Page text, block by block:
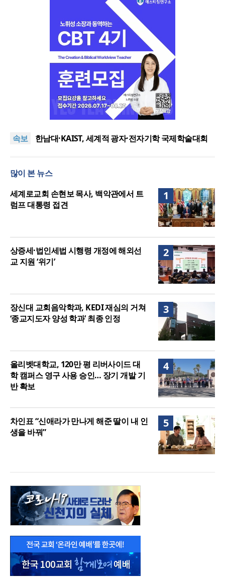
속보
[독자투고] 폭염 속 90세 노점 할머니 “나중에 물건 사
‘포항집’ 발간
한남대·KAIST, 세계적 광자·전자기학 국제학술대회
음세대 위해 합심
[독자투고] 폭염 속 90세 노점 할머니 “나중에 물건 사
한동대 RISE사업단, 포항 죽도시장 담은 로컬 매거진
‘포항집’ 발간
많이 본 뉴스
1
세계로교회 손현보 목사, 백악관에서 트
럼프 대통령 접견
2
상증세·법인세법 시행령 개정에 해외선
교 지원 ‘위기’
3
장신대 교회음악학과, KEDI 재심의 거쳐
‘종교지도자 양성 학과’ 최종 인정
4
올리벳대학교, 120만 평 리버사이드 대
학 캠퍼스 영구 사용 승인… 장기 개발 기
반 확보
5
차인표 “신애라가 만나게 해준 딸이 내 인
생을 바꿔”